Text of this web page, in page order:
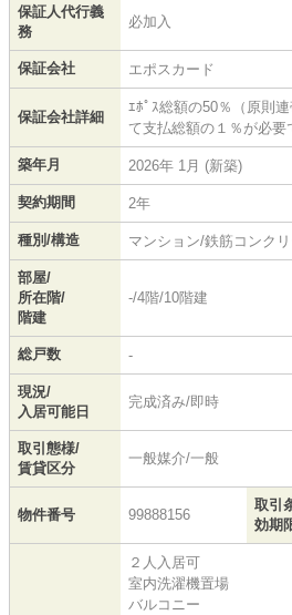
保証人代行義
務
必加入
保証会社 エポスカード
保証会社詳細
ｴﾎﾟｽ総額の50％（原則
て支払総額の１％が必要
築年月 2026年 1月 (新築)
契約期間 2年
種別/構造 マンション/鉄筋コンクリ
部屋/
所在階/
階建
-/4階/10階建
総戸数 -
現況/
入居可能日
完成済み/即時
取引態様/
賃貸区分
一般媒介/一般
物件番号 99888156
取引
効期
２人入居可
室内洗濯機置場
バルコニー